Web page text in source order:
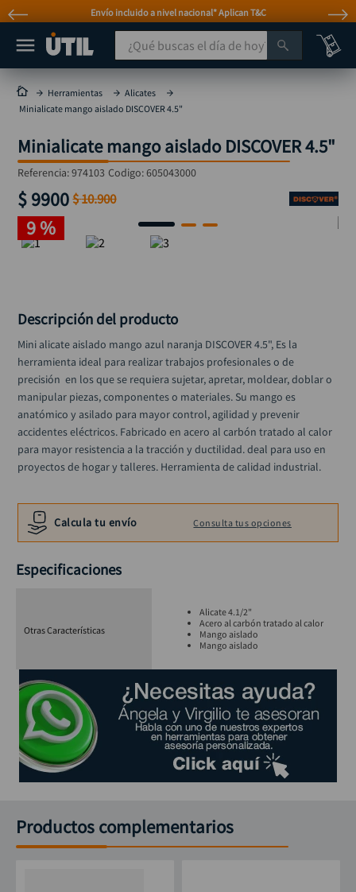
Envío incluido a nivel nacional* Aplican T&C
¿Qué buscas el día de hoy?
Herramientas
Alicates
Minialicate mango aislado DISCOVER 4.5"
Minialicate mango aislado DISCOVER 4.5"
Referencia:974103 Codigo:605043000
$9900 $10.900
9 %
Descripción del producto
Mini alicate aislado mango azul naranja DISCOVER 4.5", Es la
herramienta ideal para realizar trabajos profesionales o de
precisión  en los que se requiera sujetar, apretar, moldear, doblar o
manipular piezas, componentes o materiales. Su mango es
anatómico y asilado para mayor control, agilidad y prevenir
accidentes eléctricos. Fabricado en acero al carbón tratado al calor
para mayor resistencia a la tracción y ductilidad. deal para uso en
proyectos de hogar y talleres. Herramienta de calidad industrial.
Calcula tu envío Consulta tus opciones
Especificaciones
Otras Características
Alicate 4.1/2"
Acero al carbón tratado al calor
Mango aislado
Mango aislado
Productos complementarios
MÁS BUSCADOS
taladro
taladros pulidoras
compresor
broca
sierra circular
mototool
taladro inalámbrico
llave impacto